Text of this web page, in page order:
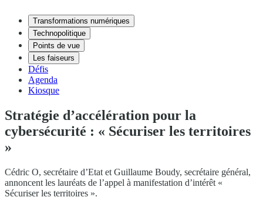
Transformations numériques
Technopolitique
Points de vue
Les faiseurs
Défis
Agenda
Kiosque
Stratégie d’accélération pour la
cybersécurité : « Sécuriser les territoires
»
Cédric O, secrétaire d’Etat et Guillaume Boudy, secrétaire général,
annoncent les lauréats de l’appel à manifestation d’intérêt «
Sécuriser les territoires ».